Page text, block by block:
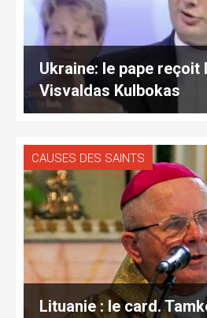
Ukraine: le pape reçoit
Visvaldas Kulbokas
CAUSES DES SAINTS
Lituanie : le card.